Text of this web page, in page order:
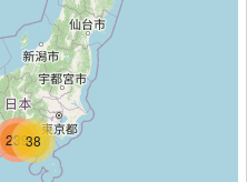
38
271
239